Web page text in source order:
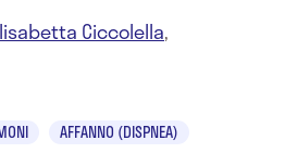
Ciccolella,
AFFANNO (DISPNEA)